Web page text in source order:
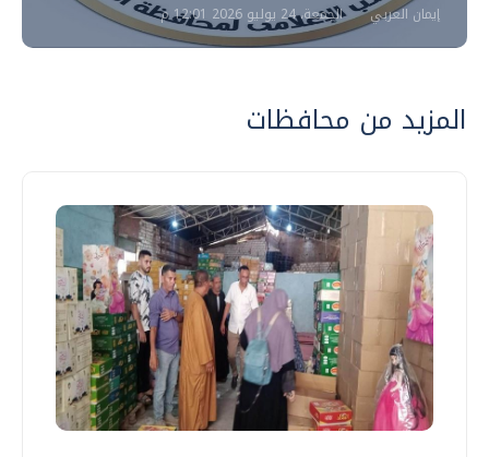
إيمان العربي الجمعة، 24 يوليو 2026 12:01 م
المزيد من محافظات